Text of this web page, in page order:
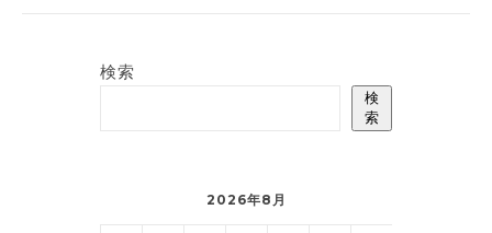
検索
検
索
2026年8月